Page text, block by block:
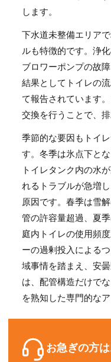
します。
下水道未整備エリア
ルも特徴的です。浄
ブロワーポンプの故
結果としてトイレの
て報告されています
交換を行うことで、
季節的な要因もトイ
す。冬季は氷点下と
トイレタンク内の水
れるトラブルが急増
原因です。春季は雪
管の許容量超過、夏
庭内トイレの使用頻
ーの過剰投入による
域事情を踏まえ、安
は、配管構造だけで
を熟知した専門的な
お急ぎの方は